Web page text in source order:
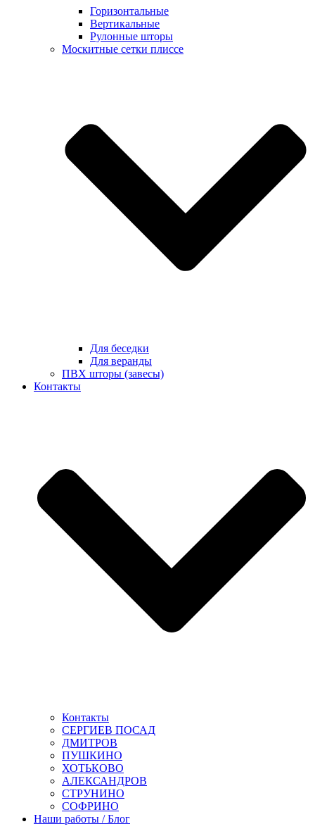
Горизонтальные
Вертикальные
Рулонные шторы
Москитные сетки плиссе
Для беседки
Для веранды
ПВХ шторы (завесы)
Контакты
Контакты
СЕРГИЕВ ПОСАД
ДМИТРОВ
ПУШКИНО
ХОТЬКОВО
АЛЕКСАНДРОВ
СТРУНИНО
СОФРИНО
Наши работы / Блог